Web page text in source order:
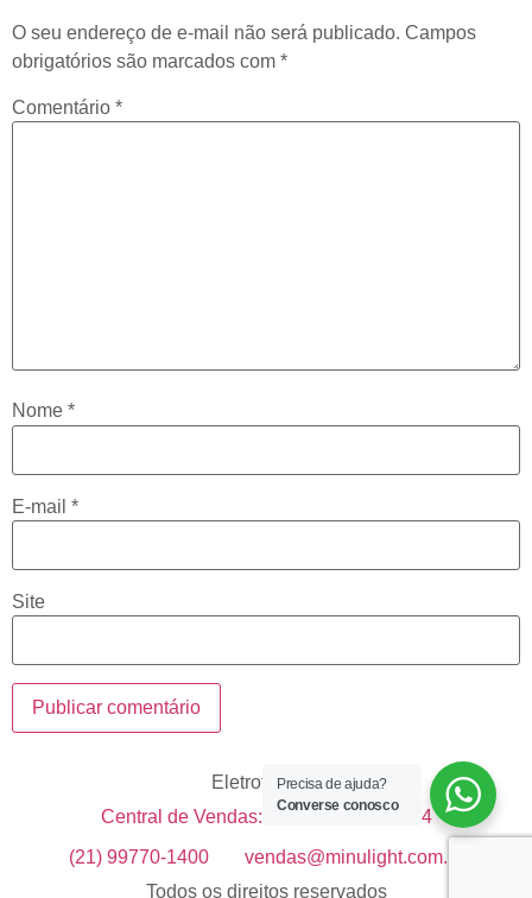
O seu endereço de e-mail não será publicado. Campos
obrigatórios são marcados com *
Comentário *
Nome *
E-mail *
Site
Eletrotécnica
Central de Vendas: +55 21 99633-1514
(21) 99770-1400
vendas@minulight.com.br
Todos os direitos reservados
Precisa de ajuda?
Converse conosco